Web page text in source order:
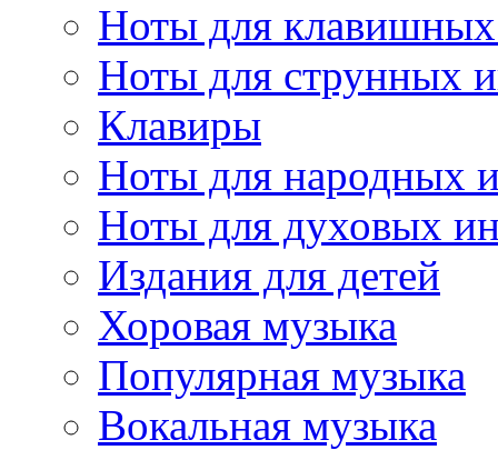
Ноты для клавишных
Ноты для струнных
Клавиры
Ноты для народных
Ноты для духовых
Издания для детей
Хоровая музыка
Популярная музыка
Вокальная музыка